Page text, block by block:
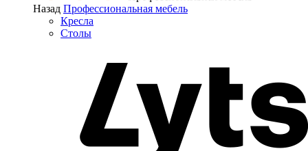
Назад Профессиональная мебель
Кресла
Столы